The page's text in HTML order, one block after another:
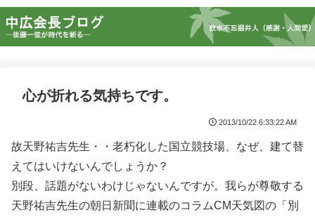
心が折れる気持ちです。
2013/10/22 6:33:22 AM
故天野祐吉先生・・老朽化した国立競技場、なぜ、建て替
えてはいけないんでしょうか？
別段、話題がないわけじゃないんですが。我らが尊敬する
天野祐吉先生の朝日新聞に連載のコラムCM天気図の「別